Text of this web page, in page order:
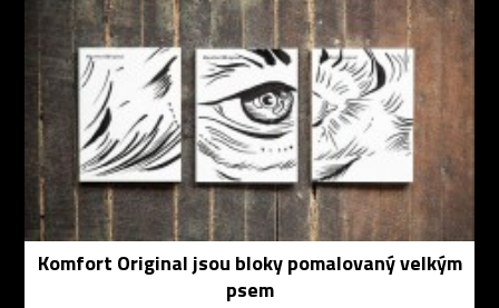
Komfort Original jsou bloky pomalovaný velkým
psem